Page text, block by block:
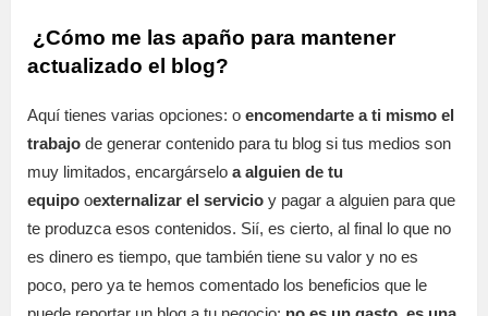
¿Cómo me las apaño para mantener
actualizado el blog?
Aquí tienes varias opciones: o encomendarte a ti mismo el
trabajo de generar contenido para tu blog si tus medios son
muy limitados, encargárselo a alguien de tu
equipo oexternalizar el servicio y pagar a alguien para que
te produzca esos contenidos. Sií, es cierto, al final lo que no
es dinero es tiempo, que también tiene su valor y no es
poco, pero ya te hemos comentado los beneficios que le